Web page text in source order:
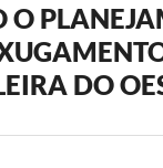
O
DO